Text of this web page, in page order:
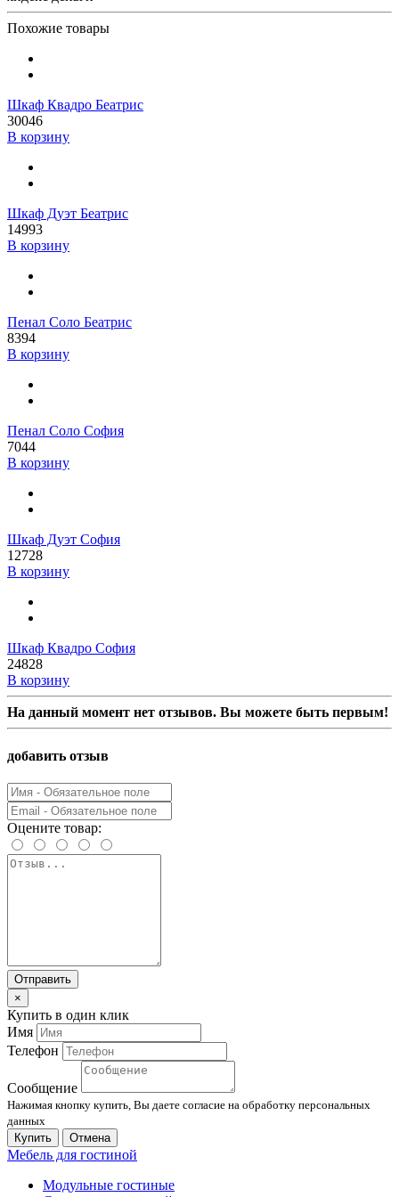
Похожие товары
Шкаф Квадро Беатрис
30046
В корзину
Шкаф Дуэт Беатрис
14993
В корзину
Пенал Соло Беатрис
8394
В корзину
Пенал Соло София
7044
В корзину
Шкаф Дуэт София
12728
В корзину
Шкаф Квадро София
24828
В корзину
На данный момент нет отзывов. Вы можете быть первым!
добавить отзыв
Оцените товар:
Отправить
×
Купить в один клик
Имя
Телефон
Сообщение
Нажимая кнопку купить, Вы даете согласие на обработку персональных
данных
Купить
Отмена
Мебель для гостиной
Модульные гостиные